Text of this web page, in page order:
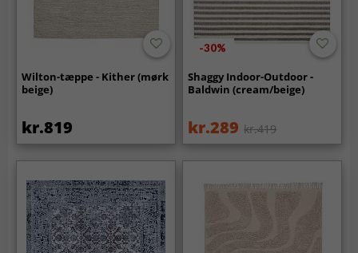
Wilton-tæppe - Kither (mørk
beige)
kr.819
-30%
Shaggy Indoor-Outdoor -
Baldwin (cream/beige)
kr.289 kr.419